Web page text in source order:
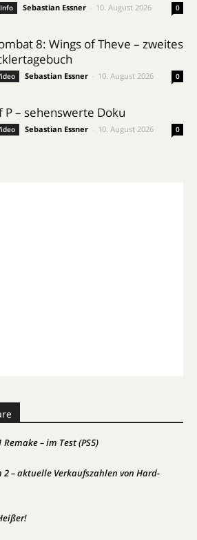
Sebastian Essner 10. August 2026 0
8: Wings of Theve – zweites
Sebastian Essner 10. August 2026 0
P – sehenswerte Doku
Sebastian Essner 10. August 2026 0
Remake – im Test (PS5)
2 – aktuelle Verkaufszahlen von Hard-